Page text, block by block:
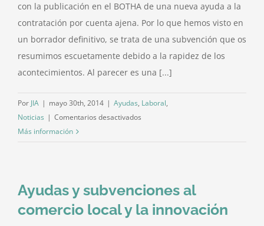
la
contratación
de
Vitoria
con la publicación en el BOTHA de una nueva ayuda a la
contratación por cuenta ajena. Por lo que hemos visto en
un borrador definitivo, se trata de una subvención que os
resumimos escuetamente debido a la rapidez de los
acontecimientos. Al parecer es una [...]
Por JIA | mayo 30th, 2014 | Ayudas, Laboral,
Noticias | Comentarios desactivados
en
Vitoria
hasta
Más información
Ayudas y subvenciones al
comercio local y la innovación